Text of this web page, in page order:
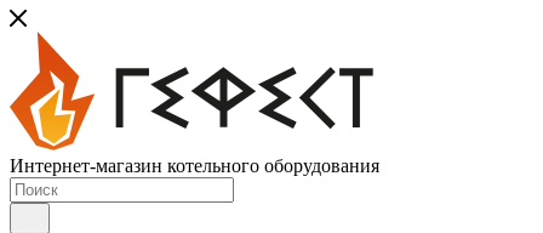
Интернет-магазин котельного оборудования